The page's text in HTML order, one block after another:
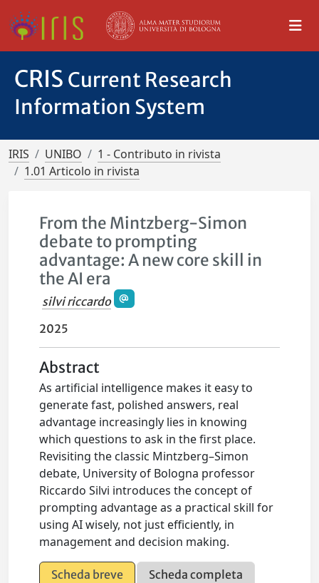
CRIS Current Research
Information System
IRIS UNIBO
1 - Contributo in rivista
1.01 Articolo in rivista
From the Mintzberg-Simon
debate to prompting
advantage: A new core skill in
the AI era
silvi riccardo
2025
Abstract
As artificial intelligence makes it easy to
generate fast, polished answers, real
advantage increasingly lies in knowing
which questions to ask in the first place.
Revisiting the classic Mintzberg–Simon
debate, University of Bologna professor
Riccardo Silvi introduces the concept of
prompting advantage as a practical skill for
using AI wisely, not just efficiently, in
management and decision making.
Scheda breve
Scheda completa